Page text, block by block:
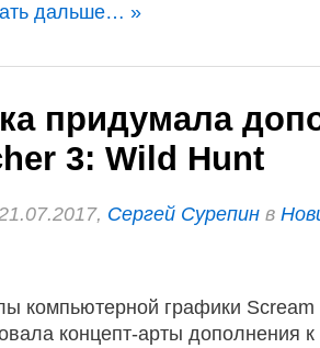
дальше… »
придумала
3: Wild Hunt
Сергей Сурепин в
компьютерной графики Scream
концепт-арты дополнения